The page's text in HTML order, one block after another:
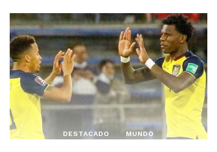
DESTACADO MUNDO